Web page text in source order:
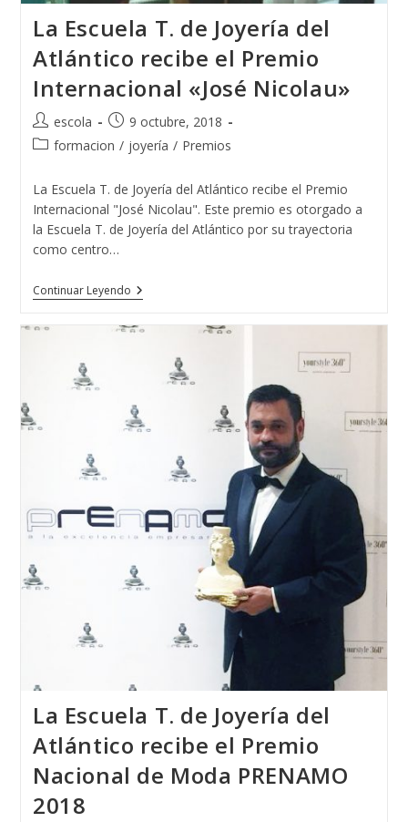
La Escuela T. de Joyería del
Atlántico recibe el Premio
Internacional «José Nicolau»
Autor
de
escola
Publicación
de
9 octubre, 2018
Categoría
la
entrada:
formacion / joyería / Premios
La Escuela T. de Joyería del Atlántico recibe el Premio
Internacional "José Nicolau". Este premio es otorgado a
la Escuela T. de Joyería del Atlántico por su trayectoria
como centro…
Continuar LeyendoLa
Escuela
De
Atlántico
El
Premio
Internacional
Nicolau»
La Escuela T. de Joyería del
Atlántico recibe el Premio
Nacional de Moda PRENAMO
2018